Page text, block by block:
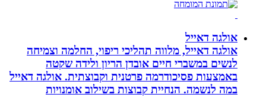
אולגה דאייל
אולגה דאייל, מלווה תהליכי ריפוי, החלמה וצמיחה
לנשים במשברי חיים אובדן הריון ולידה שקטה
באמצעות פסיכודרמה פרטנית וקבוצתית. אולגה דאייל
במה לנשמה. ‏הנחיית קבוצות בשילוב אומנויות‏